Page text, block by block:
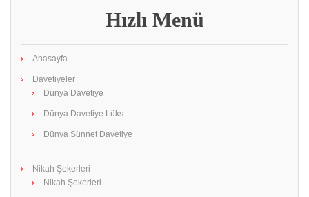
Hızlı Menü
Anasayfa
Davetiyeler
Dünya Davetiye
Dünya Davetiye Lüks
Dünya Sünnet Davetiye
Nikah Şekerleri
Nikah Şekerleri